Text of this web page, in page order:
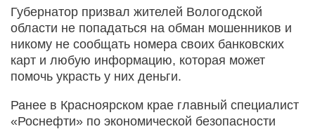
Губернатор призвал жителей Вологодской
области не попадаться на обман мошенников и
никому не сообщать номера своих банковских
карт и любую информацию, которая может
помочь украсть у них деньги.
Ранее в Красноярском крае главный специалист
«Роснефти» по экономической безопасности